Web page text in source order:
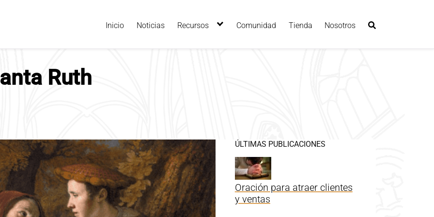
Inicio Noticias Recursos Comunidad Tienda Nosotros
Ruth
ÚLTIMAS PUBLICACIONES
Oración para atraer clientes
y ventas